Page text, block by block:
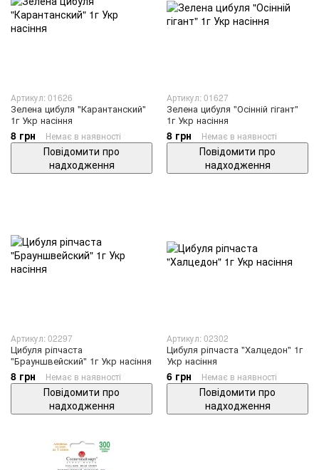
Артикул: 01626
Зелена цибуля "Карантанский"
1г Укр насіння
8 грн Немає в наявності
Повідомити про
надходження
Артикул: 01627
Зелена цибуля "Осінній гігант"
1г Укр насіння
8 грн Немає в наявності
Повідомити про
надходження
Артикул: 02297
Цибуля ріпчаста
"Брауншвейский" 1г Укр насіння
8 грн Немає в наявності
Повідомити про
надходження
Артикул: 02302
Цибуля ріпчаста "Халцедон" 1г
Укр насіння
6 грн Немає в наявності
Повідомити про
надходження